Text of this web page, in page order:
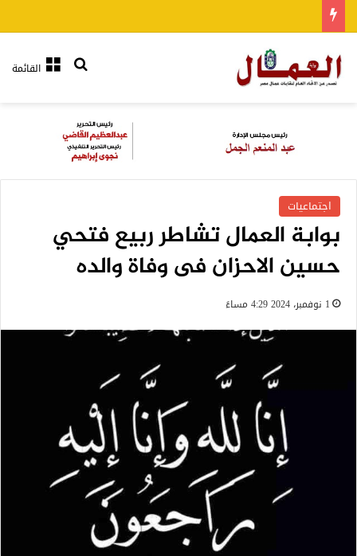
القائمةبحث عن
اجتماعيات
بوابة العمال تشاطر ربيع فتحي
حسين الاحزان فى وفاة والده
1 نوفمبر، 2024 4:29 مساءً